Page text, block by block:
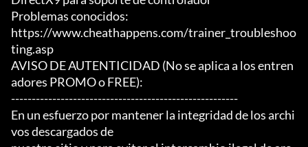
Problemas conocidos:
https://www.cheathappens.com/trainer_troubleshoo
ting.asp
AVISO DE AUTENTICIDAD (No se aplica a los entren
adores PROMO o FREE):
-------------------------------------------------------
En un esfuerzo por mantener la integridad de los archi
vos descargados de